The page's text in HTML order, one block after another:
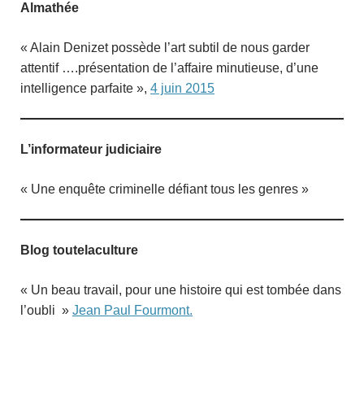
Almathée
« Alain Denizet possède l’art subtil de nous garder
attentif ….présentation de l’affaire minutieuse, d’une
intelligence parfaite », 4 juin 2015
L’informateur judiciaire
« Une enquête criminelle défiant tous les genres »
Blog toutelaculture
« Un beau travail, pour une histoire qui est tombée dans
l’oubli » Jean Paul Fourmont.